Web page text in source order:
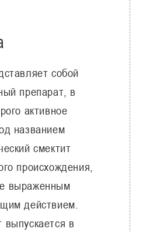
собой
препарат, в
активное
названием
смектит
происхождения,
выраженным
действием.
в